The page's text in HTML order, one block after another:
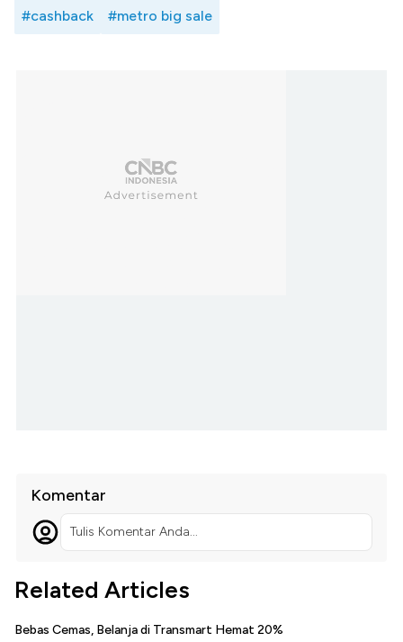
#cashback #metro big sale
Komentar
Tulis Komentar Anda...
Related Articles
Bebas Cemas, Belanja di Transmart Hemat 20%